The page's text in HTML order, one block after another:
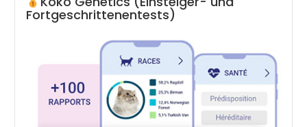
Fortgeschrittenentests)